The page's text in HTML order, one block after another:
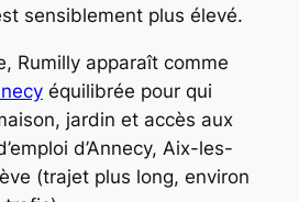
sensiblement plus élevé.
Rumilly apparaît comme
équilibrée pour qui
jardin et accès aux
d’Annecy, Aix-les-
(trajet plus long, environ